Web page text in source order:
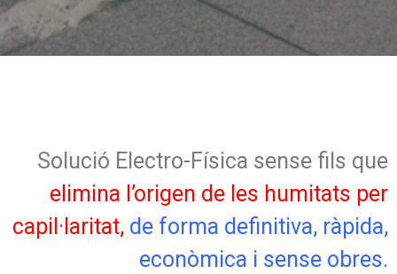
Solució Electro-Física sense fils que
elimina l’origen de les humitats per
capil·laritat, de forma definitiva, ràpida,
econòmica i sense obres.